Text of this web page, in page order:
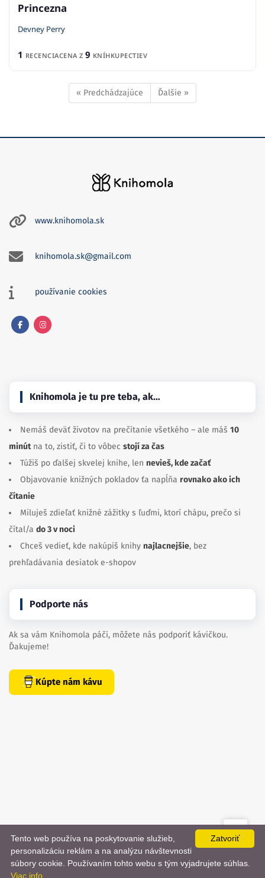
Princezna
Devney Perry
1 RECENCIACENA Z 9 KNÍHKUPECTIEV
« Predchádzajúce Ďalšie »
www.knihomola.sk
knihomola.sk@gmail.com
používanie cookies
Knihomola je tu pre teba, ak…
Nemáš deväť životov na prečítanie všetkého – ale máš 10
minútna to, zistiť, či to vôbec stojí za čas
Túžiš po ďalšej skvelej knihe, len nevieš, kde začať
Objavovanie knižných pokladov ťa napĺňa rovnako ako ich
čítanie
Miluješ zdieľať knižné zážitky s ľuďmi, ktorí chápu, prečo si
čítal/a do 3 v noci
Chceš vedieť, kde nakúpiš knihy najlacnejšie, bez
prehľadávania desiatok e-shopov
Podporte nás
Ak sa vám Knihomola páči, môžete nás podporiť kávičkou.
Ďakujeme!
Kúpte nám kávu
created bydanielhrenak.sk
📨
Zatvoriť
Tento web používa na poskytovanie služieb,
personalizáciu reklám a na analýzu návštevnosti
súbory cookie. Používaním tohto webu s tým vyjadrujete súhlas.
Viac info